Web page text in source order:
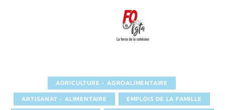
AGRICULTURE - AGROALIMENTAIRE
ARTISANAT - ALIMENTAIRE EMPLOIS DE LA FAMILLE